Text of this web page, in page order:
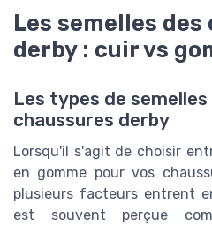
Les semelles
derby : cuir vs
Les types de semelles
chaussures derby
Lorsqu'il s'agit de choisir
en gomme pour vos
plusieurs facteurs entrent
est souvent perçue